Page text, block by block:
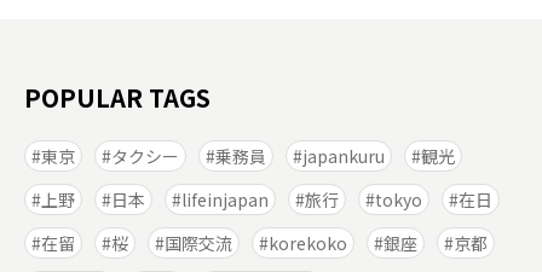
POPULAR TAGS
東京 タクシー 乗務員 japankuru
観光
上野
日本 lifeinjapan 旅行 tokyo
在日
在留
桜 国際交流 korekoko 銀座
京都